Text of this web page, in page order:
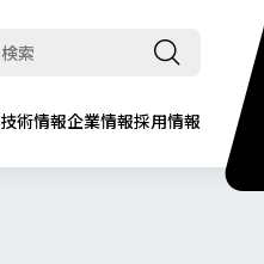
技術情報企業情報採用情報